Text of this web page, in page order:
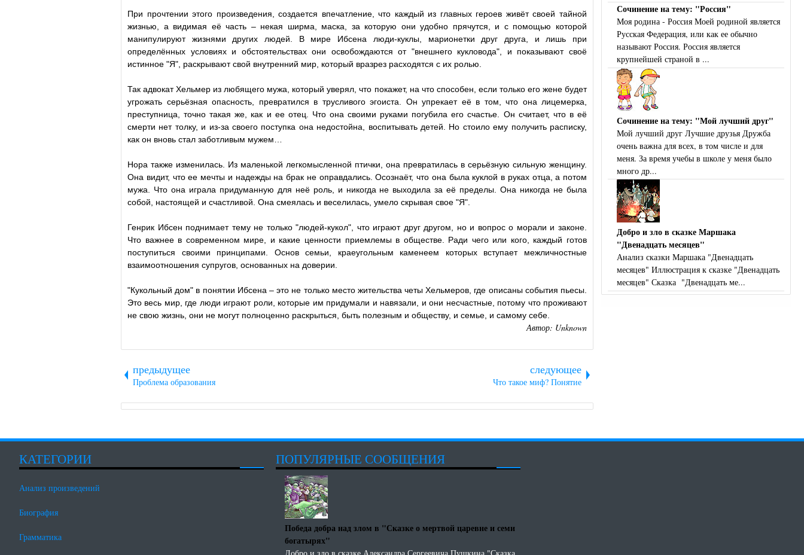
При прочтении этого произведения, создается впечатление, что каждый из главных героев живёт своей тайной
жизнью, а видимая её часть – некая ширма, маска, за которую они удобно прячутся, и с помощью которой
манипулируют жизнями других людей. В мире Ибсена люди-куклы, марионетки друг друга, и лишь при
определённых условиях и обстоятельствах они освобождаются от "внешнего кукловода", и показывают своё
истинное "Я", раскрывают свой внутренний мир, который вразрез расходятся с их ролью.
Так адвокат Хельмер из любящего мужа, который уверял, что покажет, на что способен, если только его жене будет
угрожать серьёзная опасность, превратился в трусливого эгоиста. Он упрекает её в том, что она лицемерка,
преступница, точно такая же, как и ее отец. Что она своими руками погубила его счастье. Он считает, что в её
смерти нет толку, и из-за своего поступка она недостойна, воспитывать детей. Но стоило ему получить расписку,
как он вновь стал заботливым мужем…
Нора также изменилась. Из маленькой легкомысленной птички, она превратилась в серьёзную сильную женщину.
Она видит, что ее мечты и надежды на брак не оправдались. Осознаёт, что она была куклой в руках отца, а потом
мужа. Что она играла придуманную для неё роль, и никогда не выходила за её пределы. Она никогда не была
собой, настоящей и счастливой. Она смеялась и веселилась, умело скрывая свое "Я".
Генрик Ибсен поднимает тему не только "людей-кукол", что играют друг другом, но и вопрос о морали и законе.
Что важнее в современном мире, и какие ценности приемлемы в обществе. Ради чего или кого, каждый готов
поступиться своими принципами. Основ семьи, краеугольным каменеем которых вступает межличностные
взаимоотношения супругов, основанных на доверии.
"Кукольный дом" в понятии Ибсена – это не только место жительства четы Хельмеров, где описаны события пьесы.
Это весь мир, где люди играют роли, которые им придумали и навязали, и они несчастные, потому что проживают
не свою жизнь, они не могут полноценно раскрыться, быть полезным и обществу, и семье, и самому себе.
Автор: Unknown
предыдущее
Проблема образования
следующее
Что такое миф? Понятие
Сочинение на тему: "Россия"
Моя родина - Россия Моей родиной является
Русская Федерация, или как ее обычно
называют Россия. Россия является
крупнейшей страной в ...
Сочинение на тему: "Мой лучший друг"
Мой лучший друг Лучшие друзья Дружба
очень важна для всех, в том числе и для
меня. За время учебы в школе у меня было
много др...
Добро и зло в сказке Маршака
"Двенадцать месяцев"
Анализ сказки Маршака "Двенадцать
месяцев" Иллюстрация к сказке "Двенадцать
месяцев" Сказка "Двенадцать ме...
КАТЕГОРИИ
Анализ произведений
Биография
Грамматика
ПОПУЛЯРНЫЕ СООБЩЕНИЯ
Победа добра над злом в "Сказке о мертвой царевне и семи
богатырях"